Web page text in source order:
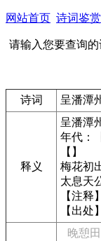
网站首页 诗词鉴赏
请输入您要查询的
诗词 呈潘潭
释义
呈潘潭
年代：
【】
梅花初
太息天
【注释】
【出处】
晚憩